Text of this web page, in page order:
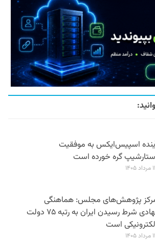
اسپیس‌ایکس به موفقیت
گره خورده است
پژوهش‌های مجلس: هماهنگی
نهادی شرط رسیدن ایران به رتبه ۷۵ دولت
است